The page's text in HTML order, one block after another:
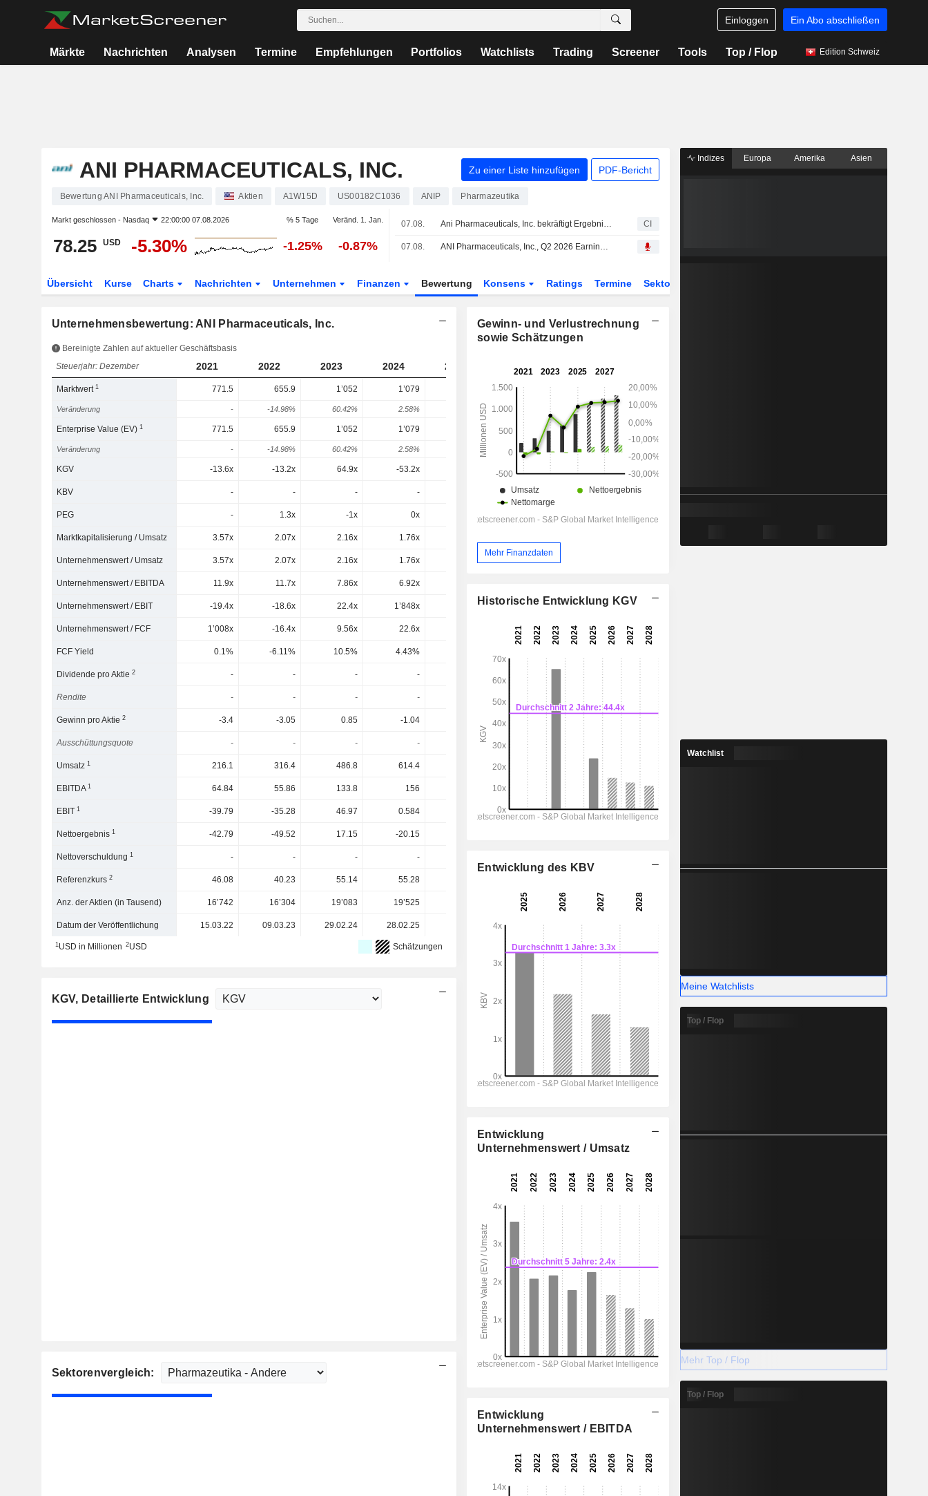
Einloggen Ein Abo abschließen
Märkte Nachrichten Analysen Termine Empfehlungen Portfolios Watchlists Trading Screener Tools Top / Flop Edition Schweiz
ANI PHARMACEUTICALS, INC. Zu einer Liste hinzufügen PDF-Bericht
Bewertung ANI Pharmaceuticals, Inc. Aktien A1W15D US00182C1036 ANIP Pharmazeutika
Markt geschlossen - Nasdaq 22:00:00 07.08.2026 % 5 Tage Veränd. 1. Jan.
78.25 USD -5.30% -1.25% -0.87%
07.08. Ani Pharmaceuticals, Inc. bekräftigt Ergebnisprognose für das Gesamtjahr 2026 CI
07.08. ANI Pharmaceuticals, Inc., Q2 2026 Earnings Call, Aug 07, 2026
Übersicht Kurse Charts Nachrichten Unternehmen Finanzen Bewertung Konsens Ratings Termine Sektor
Unternehmensbewertung: ANI Pharmaceuticals, Inc.
Bereinigte Zahlen auf aktueller Geschäftsbasis
Steuerjahr: Dezember
2021 2022 2023 2024 2025 2026 2027
Marktwert1 771.5 655.9 1’052 1’079 1’659 -
Veränderung - -14.98% 60.42% 2.58% 52.89% 0.55% -
Enterprise Value (EV)1 771.5 655.9 1’052 1’079 1’982 1’817 1’587
Veränderung - -14.98% 60.42% 2.58% 83.6% -8.31% -12.63%
KGV -13.6x -13.2x 64.9x -53.2x 14.7x 12.5x 10.9x
KBV - - - - 2.17x 1.64x
PEG - 1.3x -1x 0x 0.2x 0.7x
Marktkapitalisierung / Umsatz 3.57x 2.07x 2.16x 1.76x
Unternehmenswert / Umsatz 3.57x 2.07x 2.16x 1.76x 2.24x 1.64x
Unternehmenswert / EBITDA 11.9x 11.7x 7.86x 6.92x
Unternehmenswert / EBIT -19.4x -18.6x 22.4x 1’848x 17.8x 10.4x 5.73x
Unternehmenswert / FCF 1’008x -16.4x 9.56x 22.6x 9.87x 6.59x 4.55x
FCF Yield 0.1% -6.11% 10.5% 4.43%
Dividende pro Aktie2 - - - -
Rendite - - - -
Gewinn pro Aktie2 -3.4 -3.05 0.85 -1.04 5.33 6.26
Ausschüttungsquote - - - - -
Umsatz1 216.1 316.4 486.8 614.4 1’107 1’235
EBITDA1 64.84 55.86 133.8 156 292.9 338.3 358.6
EBIT1 -39.79 -35.28 46.97 0.584 174.7 277.2 309.8
Nettoergebnis1 -42.79 -49.52 17.15 -20.15
Nettoverschuldung1 - - - -
Referenzkurs2 46.08 40.23 55.14 55.28
Anz. der Aktien (in Tausend) 16’742 16’304 19’083 19’525 21’205 -
Datum der Veröffentlichung 15.03.22 09.03.23 29.02.24 28.02.25 -
1USD in Millionen 2USD Schätzungen
KGV, Detaillierte Entwicklung
Sektorenvergleich:
Gewinn- und Verlustrechnung
sowie Schätzungen
Mehr Finanzdaten
Historische Entwicklung KGV
Entwicklung des KBV
Entwicklung
Unternehmenswert / Umsatz
Entwicklung
Unternehmenswert / EBITDA
Indizes Europa Amerika Asien
Watchlist
Meine Watchlists
Top / Flop
Mehr Top / Flop
Top / Flop